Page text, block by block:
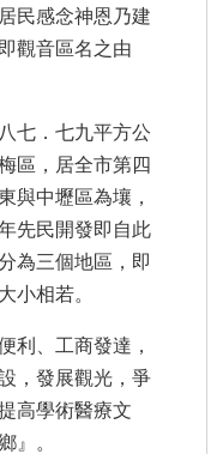
民感念神恩乃建
觀音區名之由
七．七九平方公
區，居全市第四
與中壢區為壤，
先民開發即自此
為三個地區，即
小相若。
利、工商發達，
，發展觀光，爭
高學術醫療文
』。